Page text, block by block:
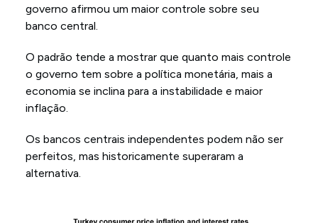
governo afirmou um maior controle sobre seu
banco central.
O padrão tende a mostrar que quanto mais controle
o governo tem sobre a política monetária, mais a
economia se inclina para a instabilidade e maior
inflação.
Os bancos centrais independentes podem não ser
perfeitos, mas historicamente superaram a
alternativa.